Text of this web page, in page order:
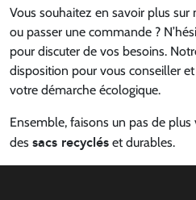
Vous souhaitez en savoir plus sur
ou passer une commande ?
pour discuter de vos besoins.
disposition pour vous conseiller
votre démarche écologique.
Ensemble, faisons un pas de
des sacs recyclés et durables.